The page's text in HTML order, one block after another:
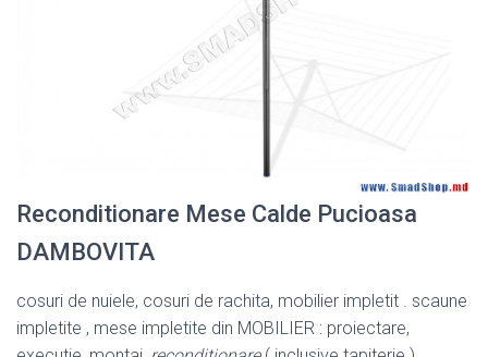
Reconditionare Mese Calde Pucioasa
DAMBOVITA
cosuri de nuiele, cosuri de rachita, mobilier impletit . scaune
impletite , mese impletite din MOBILIER : proiectare,